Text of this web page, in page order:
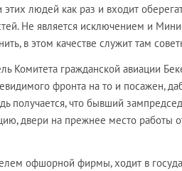
этих людей как раз и входит
Не является исключением и
в этом качестве служит там
Комитета гражданской авиации
фронта на то и посажен,
получается, что бывший
двери на прежнее место работы
офшорной фирмы, ходит в